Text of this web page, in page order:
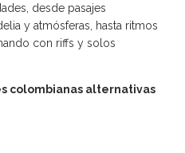
desde pasajes
y atmósferas, hasta ritmos
con riffs y solos
colombianas alternativas